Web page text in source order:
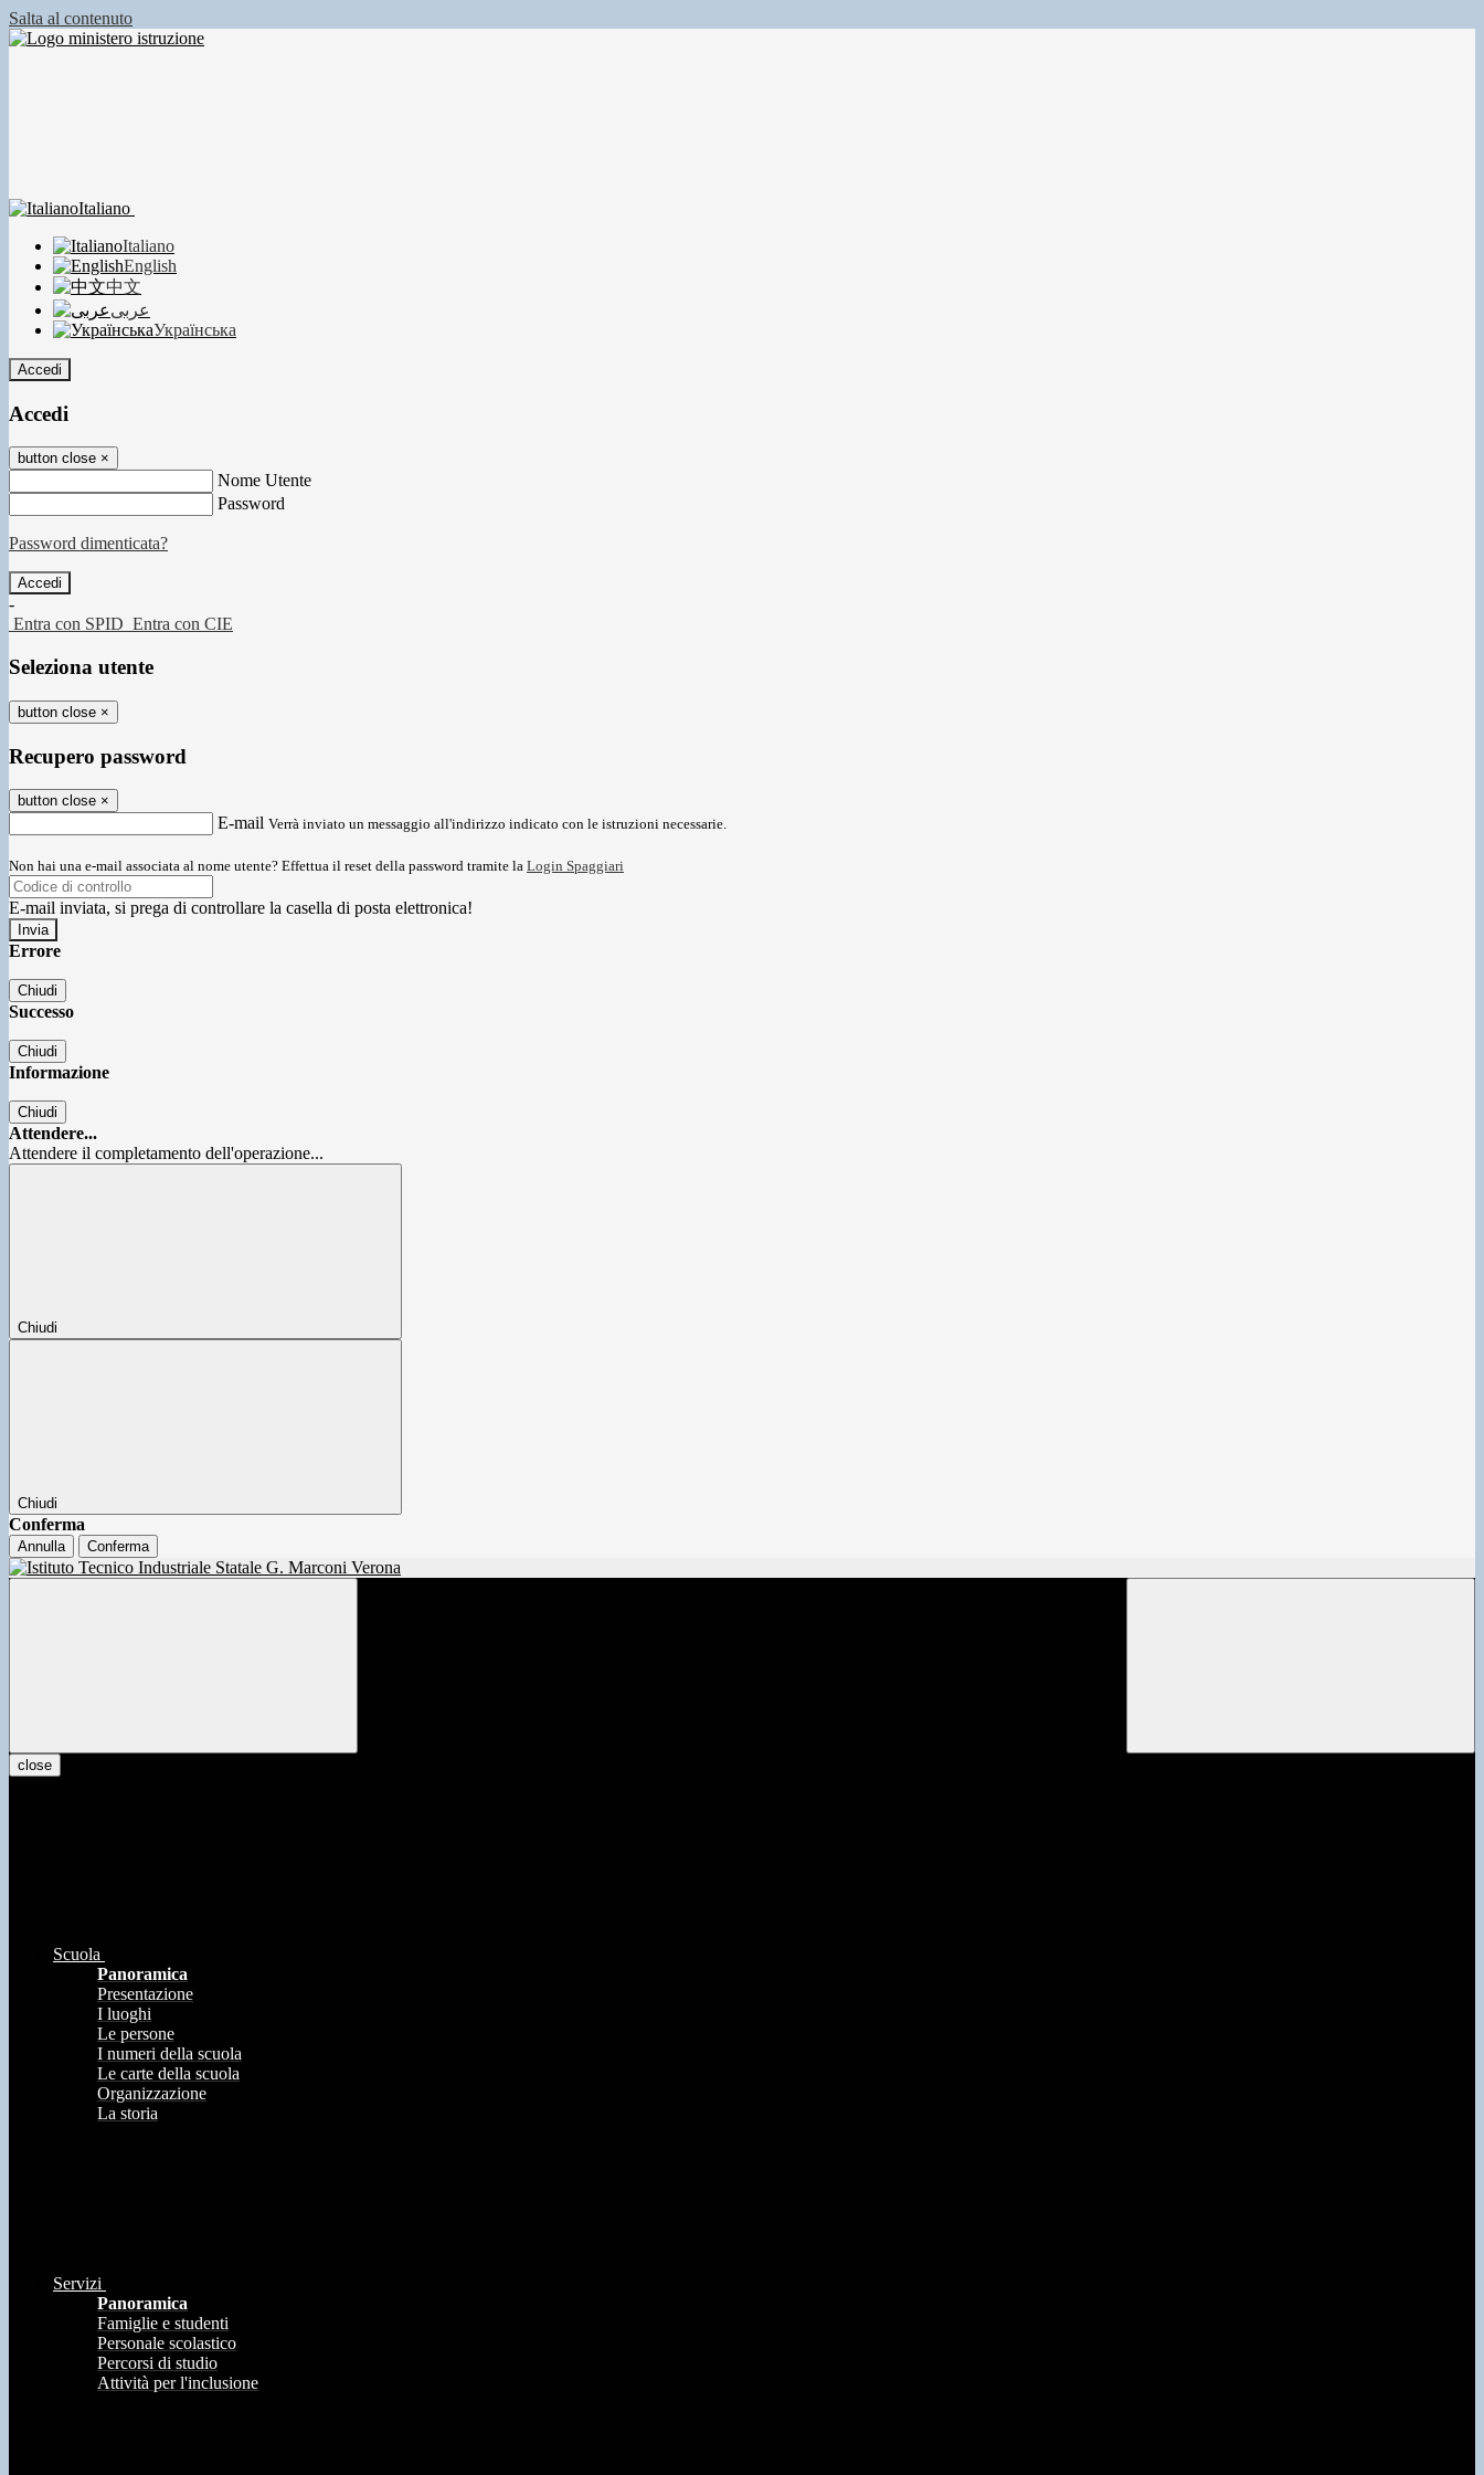
Salta al contenuto
Italiano
Italiano
English
中文
عربى
Українська
Accedi
Accedi
button close ×
Nome Utente
Password
Password dimenticata?
-
Entra con SPID Entra con CIE
Seleziona utente
button close ×
Recupero password
button close ×
E-mail Verrà inviato un messaggio all'indirizzo indicato con le istruzioni necessarie.
Non hai una e-mail associata al nome utente? Effettua il reset della password tramite la Login Spaggiari
E-mail inviata, si prega di controllare la casella di posta elettronica!
Errore
Chiudi
Successo
Chiudi
Informazione
Chiudi
Attendere...
Attendere il completamento dell'operazione...
Chiudi
Chiudi
Conferma
Annulla Conferma
close
Scuola
Panoramica
Presentazione
I luoghi
Le persone
I numeri della scuola
Le carte della scuola
Organizzazione
La storia
Servizi
Panoramica
Famiglie e studenti
Personale scolastico
Percorsi di studio
Attività per l'inclusione